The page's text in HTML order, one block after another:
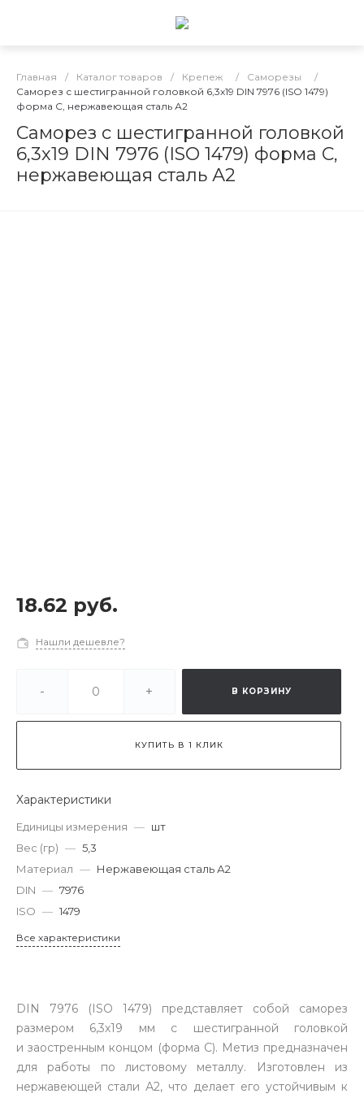
Главная / Каталог товаров / Крепеж / Саморезы
/
Саморез с шестигранной головкой 6,3х19 DIN 7976 (ISO 1479)
форма C, нержавеющая сталь А2
Саморез с шестигранной головкой
6,3х19 DIN 7976 (ISO 1479) форма C,
нержавеющая сталь А2
18.62 руб.
Нашли дешевле?
- + В КОРЗИНУ
КУПИТЬ В 1 КЛИК
Характеристики
Единицы измерения — шт
Вес (гр) — 5,3
Материал — Нержавеющая сталь А2
DIN — 7976
ISO — 1479
Все характеристики
DIN 7976 (ISO 1479) представляет собой саморез
размером 6,3х19 мм с шестигранной головкой
и заостренным концом (форма C). Метиз предназначен
для работы по листовому металлу. Изготовлен из
нержавеющей стали А2, что делает его устойчивым к